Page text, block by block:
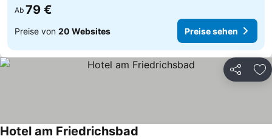
Ab 79 €
Preise von 20 Websites Preise sehen
Teilen
Hotel am Friedrichsbad